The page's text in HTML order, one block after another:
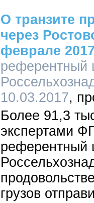
О транзите
через
феврале
референтный
10.03.2017
Более 91,3
экспертами
референтный
грузов